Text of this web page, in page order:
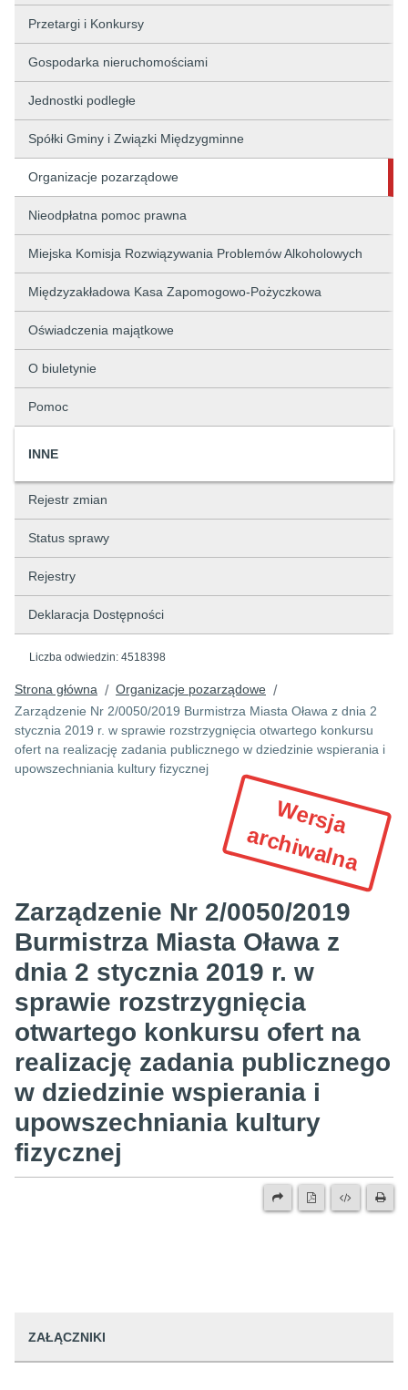
Przetargi i Konkursy
Gospodarka nieruchomościami
Jednostki podległe
Spółki Gminy i Związki Międzygminne
Organizacje pozarządowe
Nieodpłatna pomoc prawna
Miejska Komisja Rozwiązywania Problemów Alkoholowych
Międzyzakładowa Kasa Zapomogowo-Pożyczkowa
Oświadczenia majątkowe
O biuletynie
Pomoc
INNE
Rejestr zmian
Status sprawy
Rejestry
Deklaracja Dostępności
Liczba odwiedzin: 4518398
Strona główna / Organizacje pozarządowe /
Zarządzenie Nr 2/0050/2019 Burmistrza Miasta Oława z dnia 2
stycznia 2019 r. w sprawie rozstrzygnięcia otwartego konkursu
ofert na realizację zadania publicznego w dziedzinie wspierania i
upowszechniania kultury fizycznej
W
e
r
s
ja
a
r
c
h
iw
a
ln
a
Zarządzenie Nr 2/0050/2019
Burmistrza Miasta Oława z
dnia 2 stycznia 2019 r. w
sprawie rozstrzygnięcia
otwartego konkursu ofert na
realizację zadania publicznego
w dziedzinie wspierania i
upowszechniania kultury
fizycznej
ZAŁĄCZNIKI